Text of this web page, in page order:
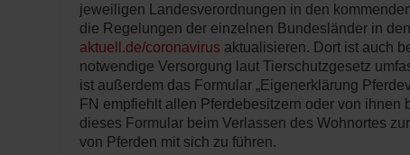
jeweiligen Landesverordnungen in den
die Regelungen der einzelnen Bundesländer in
aktuell.de/coronavirus aktualisieren. Dort ist auch
notwendige Versorgung laut Tierschutzgesetz
ist außerdem das Formular „Eigenerklärung
FN empfiehlt allen Pferdebesitzern oder von ihnen
dieses Formular beim Verlassen des Wohnortes
von Pferden mit sich zu führen.